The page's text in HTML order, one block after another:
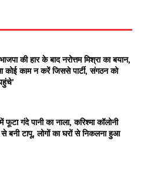
NOW
की हार के बाद नरोत्तम मिश्रा का बयान,
कोई काम न करें जिससे पार्टी, संगठन को
फूटा गंदे पानी का नाला, करिश्मा कॉलोनी
बनी टापू, लोगों का घरों से निकलना हुआ